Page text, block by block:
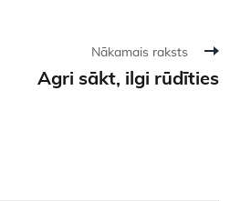
Nākamais raksts
Agri sākt, ilgi rūdīties